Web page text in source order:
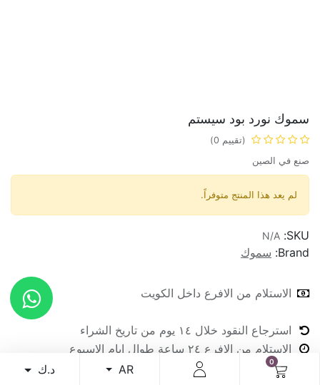
0
AR د.ك
سموك نورد بود سيستم
(تقييم 0)
صنع في الصين
لم يعد هذا المنتج متوفراً.
SKU:
N/A
Brand: سموك
الاستلام من الافرع داخل الكويت
استرجاع النقود خلال ١٤ يوم من تاريخ الشراء
الاستلام من الافرع ٢٤ ساعة طوال ايام الاسبوع
شارك :